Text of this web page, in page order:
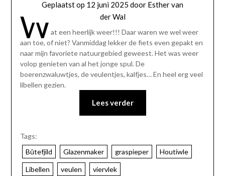
Geplaatst op 12 juni 2025 door Esther van
der Wal
W at een heerlijk weer!!! Daar waren we wel weer
aan toe, of niet? Vanmiddag lekker de fiets even gepakt en
naar mijn favoriete natuurgebied geweest. Het was weer
volop genieten van al het jonge spul. De
boerenzwaluwtjes, de veulentjes, kalfjes… En heel erg veel
libellen gezien.
Lees verder
Tags:
Bûtefjild
Glazenmaker graspieper Houtiwle
Libellen veulen viervlek